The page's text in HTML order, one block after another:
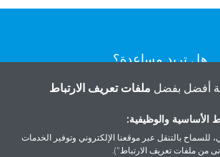
هل تريد مساعدة؟
أفضل بفضل ملفات تعريف الارتباط
الأساسية والوظيفية:
للسماح بالتنقل عبر موقعنا الإلكتروني وتوفير الخدمات
من ملفات تعريف الارتباط").